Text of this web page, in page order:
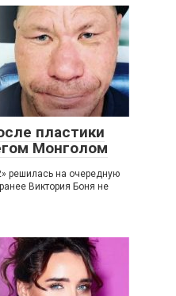
пластики
Монголом
решилась на очередную
Виктория Боня не